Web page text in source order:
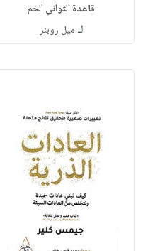
قاعدة الثواني الخم
لـ ميل روبنز